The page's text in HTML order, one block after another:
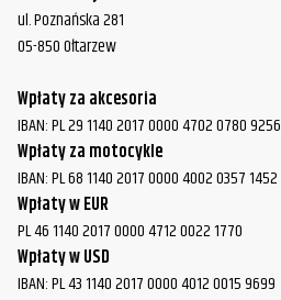
ul. Poznańska 281
05-850 Ołtarzew
Wpłaty za akcesoria
IBAN: PL 29 1140 2017 0000 4702 0780 9256
Wpłaty za motocykle
IBAN: PL 68 1140 2017 0000 4002 0357 1452
Wpłaty w EUR
PL 46 1140 2017 0000 4712 0022 1770
Wpłaty w USD
IBAN: PL 43 1140 2017 0000 4012 0015 9699